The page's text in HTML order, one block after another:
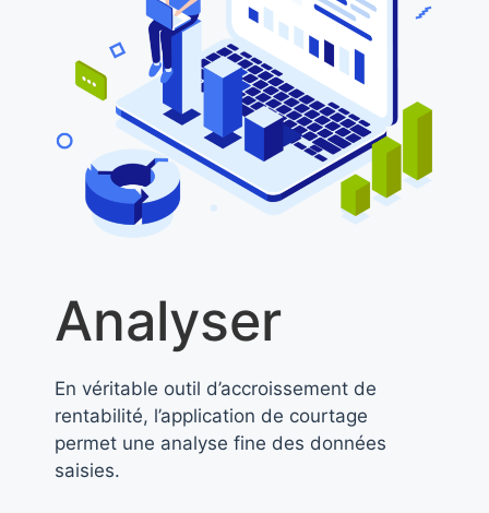
Analyser
En véritable outil d’accroissement de
rentabilité, l’application de courtage
permet une analyse fine des données
saisies.